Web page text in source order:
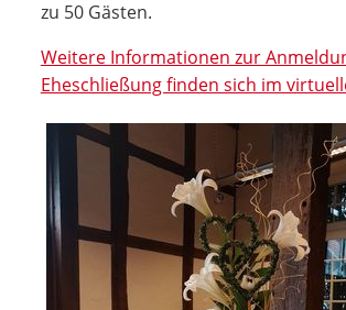
zu 50 Gästen.
Weitere Informationen zur
Eheschließung finden sich im